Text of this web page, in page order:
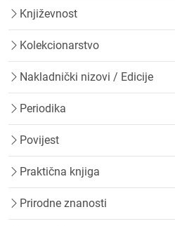
Književnost
Kolekcionarstvo
Nakladnički nizovi / Edicije
Periodika
Povijest
Praktična knjiga
Prirodne znanosti